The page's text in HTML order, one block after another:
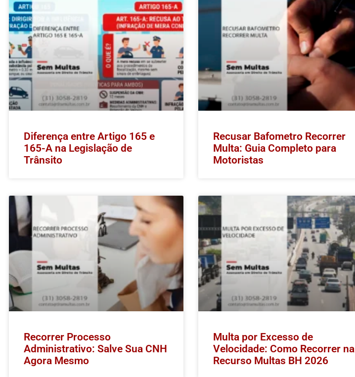
Diferença entre Artigo 165 e
165-A na Legislação de
Trânsito
Recusar Bafometro Recorrer
Multa: Guia Completo para
Motoristas
Recorrer Processo
Administrativo: Salve Sua CNH
Agora Mesmo
Multa por Excesso de
Velocidade: Como Recorrer na
Recurso Multas BH 2026